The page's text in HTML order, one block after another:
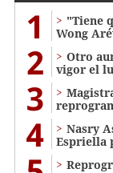
1
"Tiene
Wong
2
Otro
vigor el
3
4
Nasry
Espriella